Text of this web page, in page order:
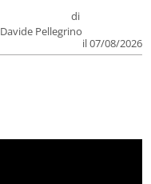
di
Davide Pellegrino
il 07/08/2026